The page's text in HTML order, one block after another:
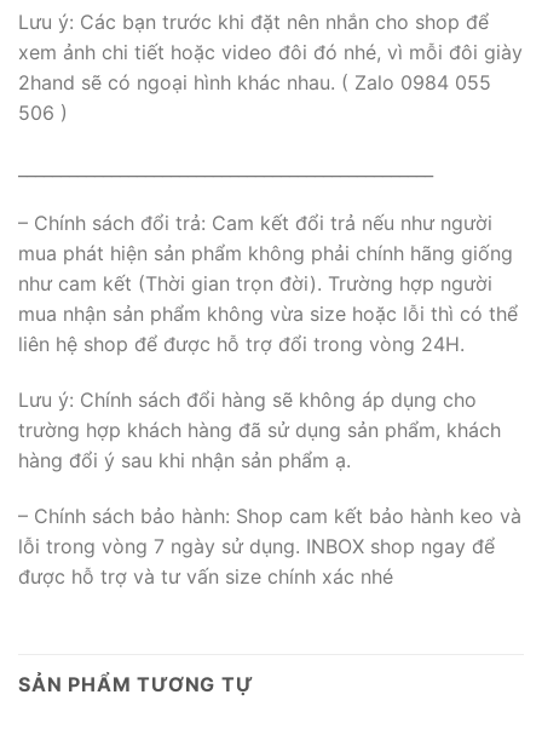
Lưu ý: Các bạn trước khi đặt nên nhắn cho shop để
xem ảnh chi tiết hoặc video đôi đó nhé, vì mỗi đôi giày
2hand sẽ có ngoại hình khác nhau. ( Zalo 0984 055
506 )
– Chính sách đổi trả: Cam kết đổi trả nếu như người
mua phát hiện sản phẩm không phải chính hãng giống
như cam kết (Thời gian trọn đời). Trường hợp người
mua nhận sản phẩm không vừa size hoặc lỗi thì có thể
liên hệ shop để được hỗ trợ đổi trong vòng 24H.
Lưu ý: Chính sách đổi hàng sẽ không áp dụng cho
trường hợp khách hàng đã sử dụng sản phẩm, khách
hàng đổi ý sau khi nhận sản phẩm ạ.
– Chính sách bảo hành: Shop cam kết bảo hành keo và
lỗi trong vòng 7 ngày sử dụng. INBOX shop ngay để
được hỗ trợ và tư vấn size chính xác nhé
SẢN PHẨM TƯƠNG TỰ